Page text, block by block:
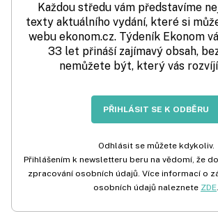
Každou středu vám představíme
texty aktuálního vydání, které si
webu ekonom.cz. Týdeník Ekonom
33 let přináší zajímavý obsah,
nemůžete být, který vás
PŘIHLÁSIT SE K ODBĚRU
Odhlásit se můžete kdykoliv.
Přihlášením k newsletteru beru na vědomí, že
zpracování osobních údajů. Více informací o
osobních údajů naleznete ZDE.